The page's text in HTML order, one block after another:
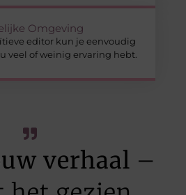
Omgeving
editor kun je eenvoudig
veel of weinig ervaring hebt.
verhaal –